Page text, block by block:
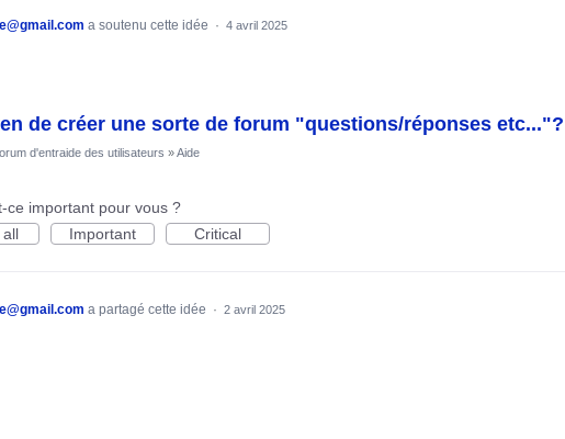
a soutenu cette idée · 4 avril 2025
de créer une sorte de forum "questions/réponses etc..."?
d'entraide des utilisateurs »Aide
ce important pour vous ?
all
Important Critical
a partagé cette idée · 2 avril 2025